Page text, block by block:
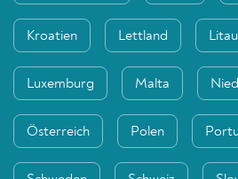
Kroatien Lettland
Luxemburg Malta
Österreich Polen